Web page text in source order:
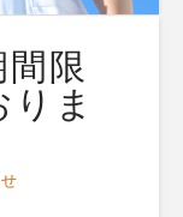
限
ま